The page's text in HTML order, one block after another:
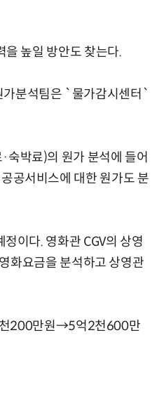
을 높일 방안도 찾는다.
가분석팀은 `물가감시센터`
숙박료)의 원가 분석에 들어
공서비스에 대한 원가도 분
이다. 영화관 CGV의 상영
화요금을 분석하고 상영관
천200만원→5억2천600만